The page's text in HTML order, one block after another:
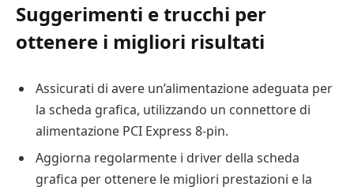
Suggerimenti e trucchi per
ottenere i migliori risultati
Assicurati di avere un’alimentazione adeguata per
la scheda grafica, utilizzando un connettore di
alimentazione PCI Express 8-pin.
Aggiorna regolarmente i driver della scheda
grafica per ottenere le migliori prestazioni e la